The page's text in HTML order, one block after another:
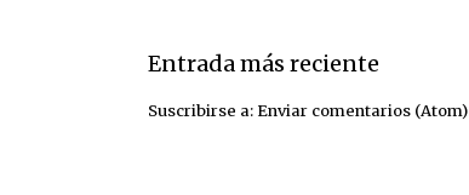
Entrada más reciente
Suscribirse a: Enviar comentarios (Atom)